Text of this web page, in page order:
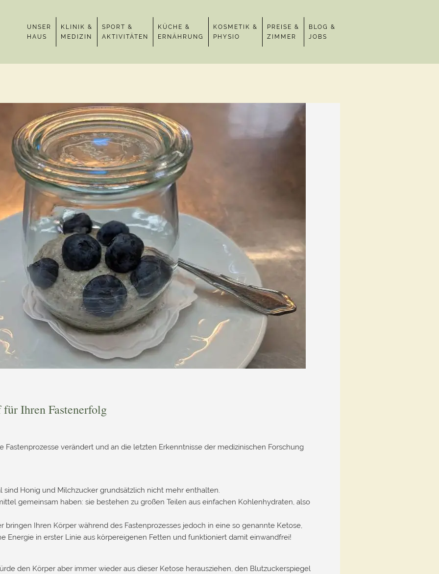
UNSER
HAUS
KLINIK &
MEDIZIN
SPORT &
AKTIVITÄTEN
KÜCHE &
ERNÄHRUNG
KOSMETIK &
PHYSIO
PREISE &
ZIMMER
BLOG &
JOBS
Ihren Fastenerfolg
Fastenprozesse verändert und an die letzten Erkenntnisse der medizinischen Forschung
sind Honig und Milchzucker grundsätzlich nicht mehr enthalten.
gemeinsam haben: sie bestehen zu großen Teilen aus einfachen Kohlenhydraten, also
bringen Ihren Körper während des Fastenprozesses jedoch in eine so genannte Ketose,
Energie in erster Linie aus körpereigenen Fetten und funktioniert damit einwandfrei!
den Körper aber immer wieder aus dieser Ketose herausziehen, den Blutzuckerspiegel